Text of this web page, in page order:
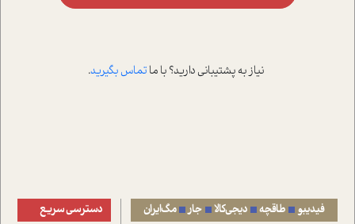
نیاز به پشتیبانی دارید؟ با ماتماس بگیرید.
فیدیبو طاقچه دیجی‌کالا جار مگ‌ایران دسترسی سریع